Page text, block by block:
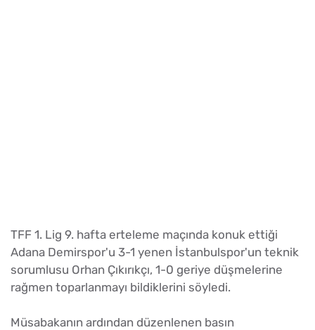
TFF 1. Lig 9. hafta erteleme maçında konuk ettiği
Adana Demirspor'u 3-1 yenen İstanbulspor'un teknik
sorumlusu Orhan Çıkırıkçı, 1-0 geriye düşmelerine
rağmen toparlanmayı bildiklerini söyledi.
Müsabakanın ardından düzenlenen basın